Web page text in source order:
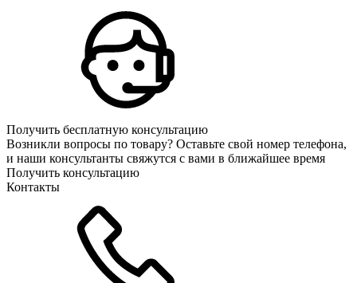
Получить бесплатную консультацию
Возникли вопросы по товару? Оставьте свой номер телефона,
и наши консультанты свяжутся с вами в ближайшее время
Получить консультацию
Контакты